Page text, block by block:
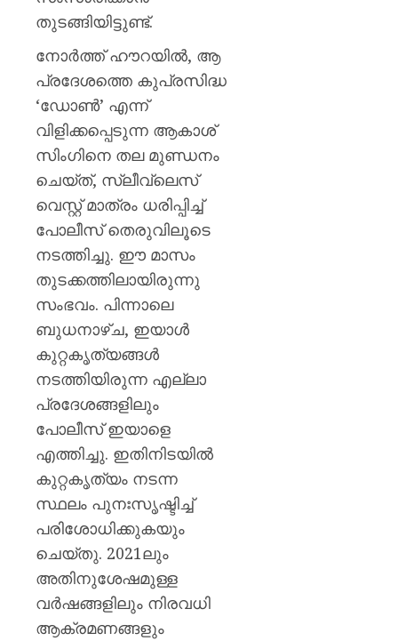
തുടങ്ങിയിട്ടുണ്ട്.
നോർത്ത് ഹൗറയിൽ, ആ
പ്രദേശത്തെ കുപ്രസിദ്ധ
‘ഡോൺ’ എന്ന്
വിളിക്കപ്പെടുന്ന ആകാശ്
സിംഗിനെ തല മുണ്ഡനം
ചെയ്ത്, സ്ലീവ്ലെസ്
വെസ്റ്റ് മാത്രം ധരിപ്പിച്ച്
പോലീസ് തെരുവിലൂടെ
നടത്തിച്ചു. ഈ മാസം
തുടക്കത്തിലായിരുന്നു
സംഭവം. പിന്നാലെ
ബുധനാഴ്ച, ഇയാൾ
കുറ്റകൃത്യങ്ങൾ
നടത്തിയിരുന്ന എല്ലാ
പ്രദേശങ്ങളിലും
പോലീസ് ഇയാളെ
എത്തിച്ചു. ഇതിനിടയിൽ
കുറ്റകൃത്യം നടന്ന
സ്ഥലം പുനഃസൃഷ്ടിച്ച്
പരിശോധിക്കുകയും
ചെയ്തു. 2021ലും
അതിനുശേഷമുള്ള
വർഷങ്ങളിലും നിരവധി
ആക്രമണങ്ങളും